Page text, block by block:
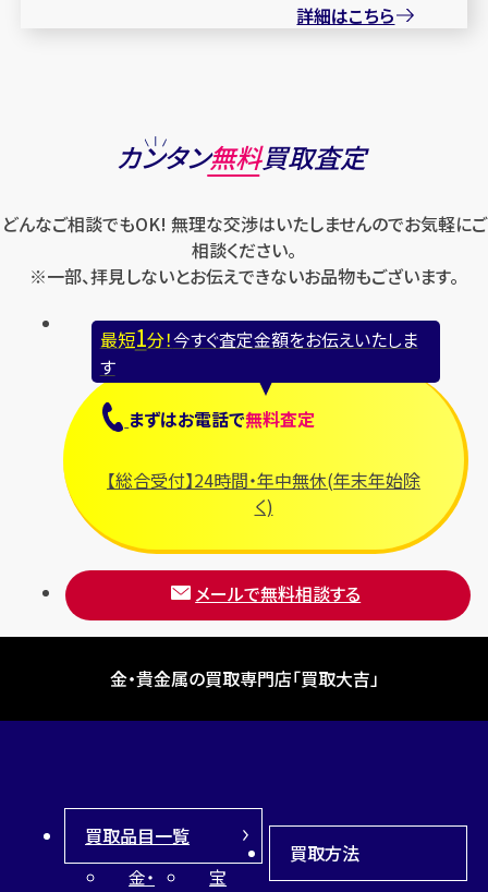
詳細はこちら
カンタン無料買取査定
どんなご相談でもOK! 無理な交渉はいたしませんのでお気軽にご
相談ください。
※一部、拝見しないとお伝えできないお品物もございます。
最短1分！今すぐ査定金額をお伝えいたしま
す
まずはお電話で無料査定
【総合受付】24時間・年中無休(年末年始除
く)
メールで無料相談する
金・貴金属の買取専門店「買取大吉」
買取品目一覧
金・
宝
買取方法